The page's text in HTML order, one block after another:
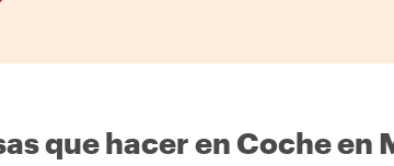
que hacer en Coche en